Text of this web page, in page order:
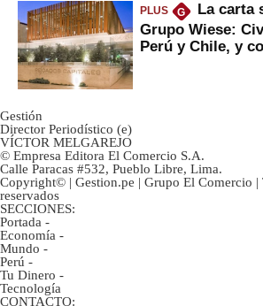
PLUS G
La carta
Grupo Wiese:
Perú y Chile, y
Gestión
Director Periodístico (e)
VÍCTOR MELGAREJO
© Empresa Editora El Comercio S.A.
Calle Paracas #532, Pueblo Libre, Lima.
Copyright© | Gestion.pe | Grupo El Comercio |
reservados
SECCIONES:
Portada -
Economía -
Mundo -
Perú -
Tu Dinero -
Tecnología
CONTACTO: